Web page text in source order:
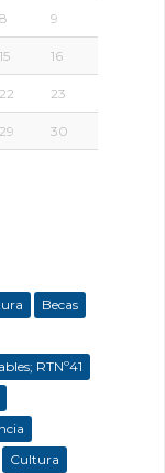
8 9
15 16
22 23
29 30
Becas
RTNº41
Cultura